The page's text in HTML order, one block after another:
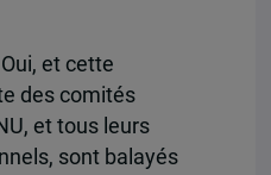
Oui, et cette
des comités
et tous leurs
sont balayés